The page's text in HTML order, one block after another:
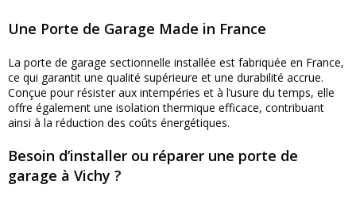
Une Porte de Garage Made in France
La porte de garage sectionnelle installée est fabriquée en France,
ce qui garantit une qualité supérieure et une durabilité accrue.
Conçue pour résister aux intempéries et à l’usure du temps, elle
offre également une isolation thermique efficace, contribuant
ainsi à la réduction des coûts énergétiques.
Besoin d’installer ou réparer une porte de
garage à Vichy ?